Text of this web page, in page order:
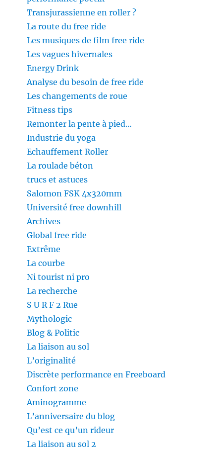
Transjurassienne en roller ?
La route du free ride
Les musiques de film free ride
Les vagues hivernales
Energy Drink
Analyse du besoin de free ride
Les changements de roue
Fitness tips
Remonter la pente à pied…
Industrie du yoga
Echauffement Roller
La roulade béton
trucs et astuces
Salomon FSK 4x320mm
Université free downhill
Archives
Global free ride
Extrême
La courbe
Ni tourist ni pro
La recherche
S U R F 2 Rue
Mythologic
Blog & Politic
La liaison au sol
L’originalité
Discrète performance en Freeboard
Confort zone
Aminogramme
L’anniversaire du blog
Qu’est ce qu’un rideur
La liaison au sol 2